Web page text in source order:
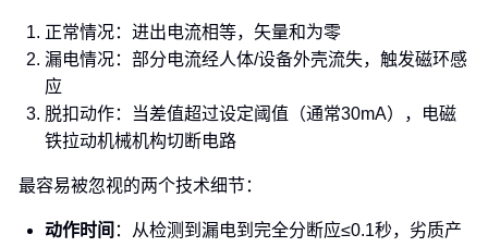
正常情况：进出电流相等，矢量和为零
漏电情况：部分电流经人体/设备外壳流失，触发磁环感
应
脱扣动作：当差值超过设定阈值（通常30mA），电磁
铁拉动机械机构切断电路
最容易被忽视的两个技术细节：
动作时间 ：从检测到漏电到完全分断应≤0.1秒，劣质产